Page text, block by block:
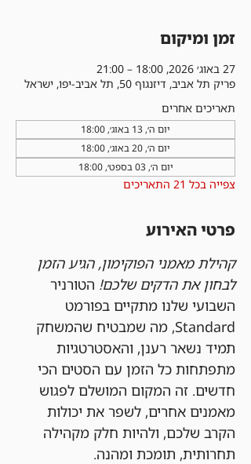
זמן ומיקום
27 באוג׳ 2026, 18:00 – 21:00
פריק תל אביב, דיזנגוף 50, תל אביב-יפו, ישראל
תאריכים אחרים
יום ה׳, 13 באוג׳, 18:00
יום ה׳, 20 באוג׳, 18:00
יום ה׳, 03 בספט׳, 18:00
צפייה בכל 21 התאריכים
פרטי האירוע
קהילת מאמני הפוקימון, הגיע הזמן
לבחון את הדקים שלכם! הטורניר
השבועי שלנו מתקיים בפורמט
Standard, מה שמבטיח שהמשחק
תמיד נשאר רענן, והאסטרטגיות
מתפתחות כל הזמן עם הסטים הכי
חדשים. זה המקום המושלם לפגוש
מאמנים אחרים, לשפר את יכולות
הקרב שלכם, ולהיות חלק מקהילה
תחרותית, תומכת ומהנה.